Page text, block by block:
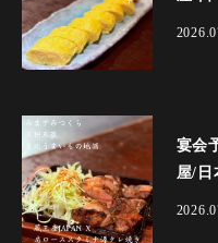
宴会
屋/日